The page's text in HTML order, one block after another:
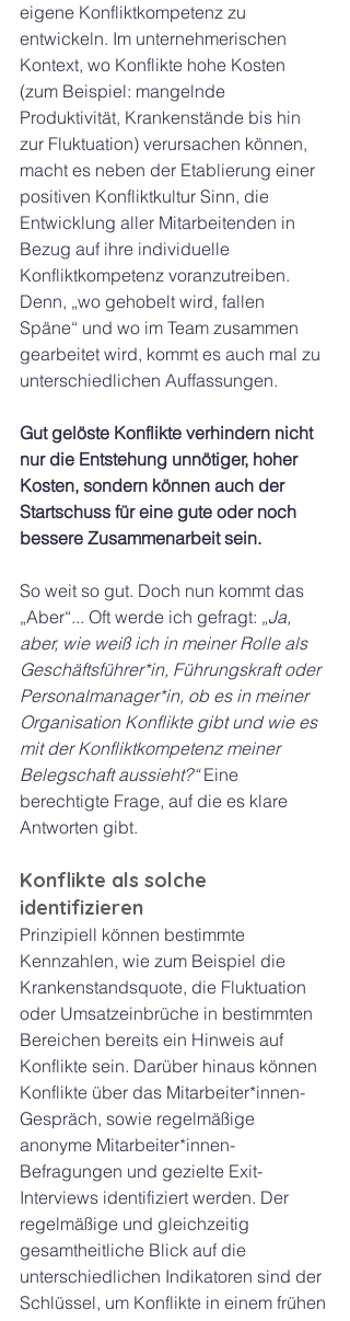
eigene Konfliktkompetenz zu
entwickeln. Im unternehmerischen
Kontext, wo Konflikte hohe Kosten
(zum Beispiel: mangelnde
Produktivität, Krankenstände bis hin
zur Fluktuation) verursachen können,
macht es neben der Etablierung einer
positiven Konfliktkultur Sinn, die
Entwicklung aller Mitarbeitenden in
Bezug auf ihre individuelle
Konfliktkompetenz voranzutreiben.
Denn, „wo gehobelt wird, fallen
Späne“ und wo im Team zusammen
gearbeitet wird, kommt es auch mal zu
unterschiedlichen Auffassungen.
Gut gelöste Konflikte verhindern nicht
nur die Entstehung unnötiger, hoher
Kosten, sondern können auch der
Startschuss für eine gute oder noch
bessere Zusammenarbeit sein.
So weit so gut. Doch nun kommt das
„Aber“... Oft werde ich gefragt: „Ja,
aber, wie weiß ich in meiner Rolle als
Geschäftsführer*in, Führungskraft oder
Personalmanager*in, ob es in meiner
Organisation Konflikte gibt und wie es
mit der Konfliktkompetenz meiner
Belegschaft aussieht?“ Eine
berechtigte Frage, auf die es klare
Antworten gibt.
Konflikte als solche
identifizieren
Prinzipiell können bestimmte
Kennzahlen, wie zum Beispiel die
Krankenstandsquote, die Fluktuation
oder Umsatzeinbrüche in bestimmten
Bereichen bereits ein Hinweis auf
Konflikte sein. Darüber hinaus können
Konflikte über das Mitarbeiter*innen-
Gespräch, sowie regelmäßige
anonyme Mitarbeiter*innen-
Befragungen und gezielte Exit-
Interviews identifiziert werden. Der
regelmäßige und gleichzeitig
gesamtheitliche Blick auf die
unterschiedlichen Indikatoren sind der
Schlüssel, um Konflikte in einem frühen